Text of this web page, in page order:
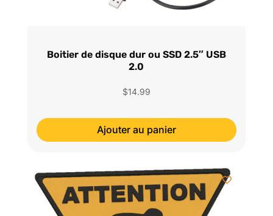
Boitier de disque dur ou SSD 2.5″ USB
2.0
$14.99
Ajouter au panier